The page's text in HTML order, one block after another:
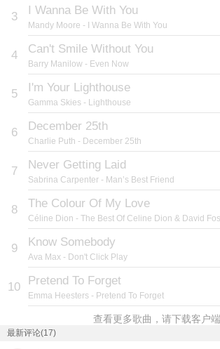
3 I Wanna Be With You
Mandy Moore - I Wanna Be With You
4 Can't Smile Without You
Barry Manilow - Even Now
5 I'm Your Lighthouse
Gamma Skies - Lighthouse
6 December 25th
Charlie Puth - December 25th
7 Never Getting Laid
Sabrina Carpenter - Man’s Best Friend
8 The Colour Of My Love
Céline Dion - The Best Of Celine Dion & David
9 Know Somebody
Ava Max - Don't Click Play
10 Pretend To Forget
Emma Heesters - Pretend To Forget
查看更多歌曲，请下载客户端
最新评论(17)